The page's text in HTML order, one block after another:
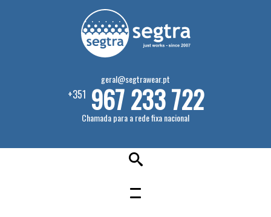
geral@segtrawear.pt
+351 967 233 722
Chamada para a rede fixa nacional